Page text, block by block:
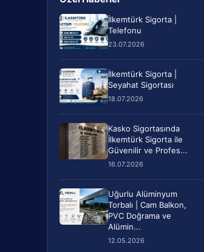
İlkemtürk Sigorta |
Telefonu
23.07.2026
İlkemtürk Sigorta |
Seyahat Sigortası
18.07.2026
Kasko Sigortasında
İlkemtürk Sigorta ile
Güvenilir ve Profes...
16.07.2026
Uğurlu Alüminyum
Torbalı | Cam Balkon,
PVC Doğrama ve
Alümin...
12.05.2026